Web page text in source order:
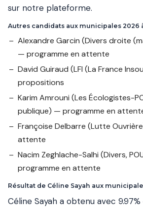
sur notre plateforme.
Autres candidats aux municipales 2026
Alexandre Garcin (Divers droite
— programme en attente
David Guiraud (LFI (La France
propositions
Karim Amrouni (Les Écologistes-
publique) — programme en
Françoise Delbarre (Lutte
attente
Nacim Zeghlache-Salhi (Divers,
programme en attente
Résultat de Céline Sayah aux
Céline Sayah a obtenu avec 9.97%